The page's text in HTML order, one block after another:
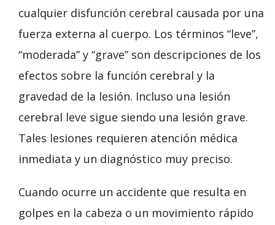
cualquier disfunción cerebral causada por una
fuerza externa al cuerpo. Los términos “leve”,
“moderada” y “grave” son descripciones de los
efectos sobre la función cerebral y la
gravedad de la lesión. Incluso una lesión
cerebral leve sigue siendo una lesión grave.
Tales lesiones requieren atención médica
inmediata y un diagnóstico muy preciso.
Cuando ocurre un accidente que resulta en
golpes en la cabeza o un movimiento rápido